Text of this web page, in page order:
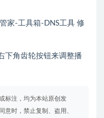
家-工具箱-DNS工具 修
下角齿轮按钮来调整播
标注，均为本站原创发
意时，禁止复制、盗用、